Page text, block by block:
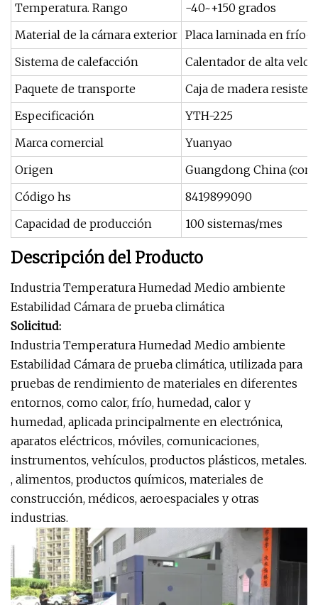
Temperatura. Rango
-40~+150 grados
Material de la cámara exterior Placa laminada en
Sistema de calefacción
Calentador de alta
Paquete de transporte
Caja de madera
Especificación
YTH-225
Marca comercial
Yuanyao
Origen
Guangdong China
Código hs
8419899090
Capacidad de producción
100 sistemas/mes
Descripción del Producto
Industria Temperatura Humedad Medio ambiente
Estabilidad Cámara de prueba climática
Solicitud:
Industria Temperatura Humedad Medio ambiente
Estabilidad Cámara de prueba climática, utilizada para
pruebas de rendimiento de materiales en diferentes
entornos, como calor, frío, humedad, calor y
humedad, aplicada principalmente en electrónica,
aparatos eléctricos, móviles, comunicaciones,
instrumentos, vehículos, productos plásticos, metales.
, alimentos, productos químicos, materiales de
construcción, médicos, aeroespaciales y otras
industrias.